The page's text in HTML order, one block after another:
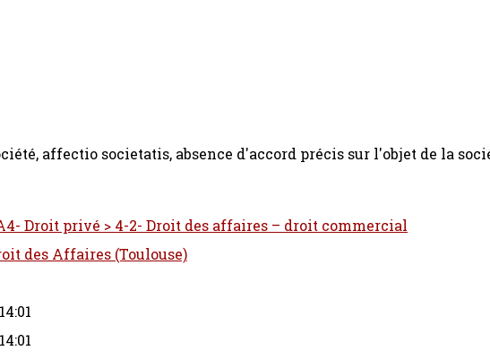
affectio societatis, absence d'accord précis sur l'objet de la
Droit privé > 4-2- Droit des affaires – droit commercial
des Affaires (Toulouse)